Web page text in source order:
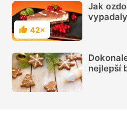
Hodnocení
42×
Jak
nejlepší